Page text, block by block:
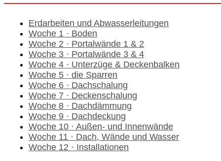
Erdarbeiten und Abwasserleitungen
Woche 1 · Boden
Woche 2 · Portalwände 1 & 2
Woche 3 · Portalwände 3 & 4
Woche 4 · Unterzüge & Deckenbalken
Woche 5 · die Sparren
Woche 6 · Dachschalung
Woche 7 · Deckenschalung
Woche 8 · Dachdämmung
Woche 9 · Dachdeckung
Woche 10 · Außen- und Innenwände
Woche 11 · Dach, Wände und Wasser
Woche 12 · Installationen